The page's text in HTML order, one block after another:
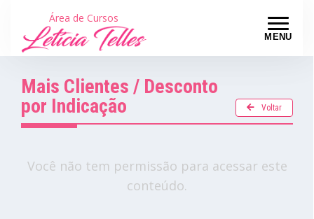
MENU
Área de Cursos
Mais Clientes / Desconto
por Indicação
Voltar
Você não tem permissão para acessar este
conteúdo.